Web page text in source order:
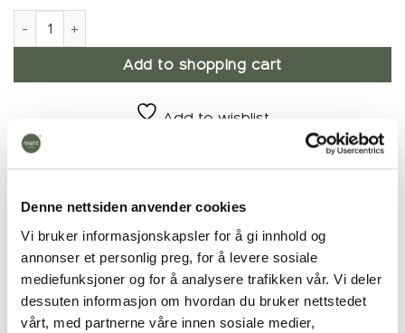
Denne nettsiden anvender cookies
Vi bruker informasjonskapsler for å gi innhold og
annonser et personlig preg, for å levere sosiale
mediefunksjoner og for å analysere trafikken vår. Vi deler
dessuten informasjon om hvordan du bruker nettstedet
vårt, med partnerne våre innen sosiale medier,
GOA Black-Gold Serving Spoon quantity
Add to shopping cart
Add to wishlist
Product number:
Categories:Cutlery,GOA black/ matt gold
Additional